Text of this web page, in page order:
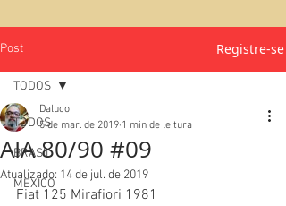
Post Registre-se
TODOS
BRASIL
MEXICO
TODOS
AIA 80/90 #09
Daluco
5 de mar. de 2019 1 min de leitura
Atualizado: 14 de jul. de 2019
Fiat 125 Mirafiori 1981